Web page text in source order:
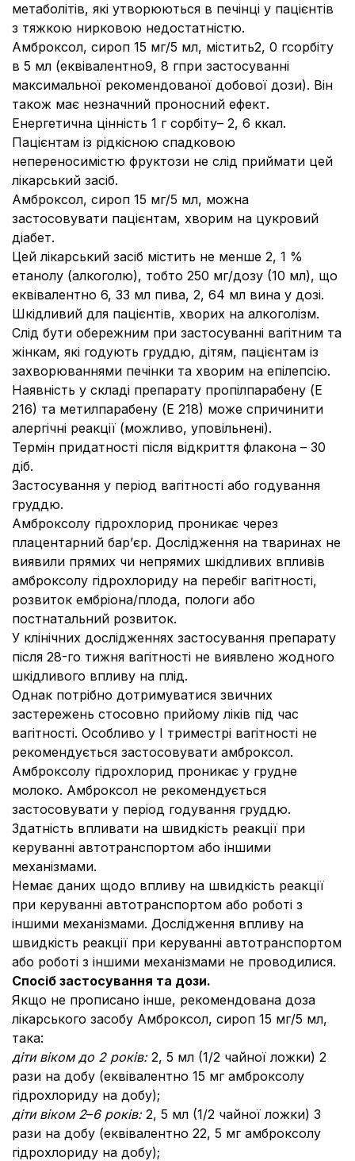
метаболітів, які утворюються в печінці у пацієнтів
з тяжкою нирковою недостатністю.
Амброксол, сироп 15 мг/5 мл, містить2, 0 гсорбіту
в 5 мл (еквівалентно9, 8 гпри застосуванні
максимальної рекомендованої добової дози). Він
також має незначний проносний ефект.
Енергетична цінність 1 г сорбіту– 2, 6 ккал.
Пацієнтам із рідкісною спадковою
непереносимістю фруктози не слід приймати цей
лікарський засіб.
Амброксол, сироп 15 мг/5 мл, можна
застосовувати пацієнтам, хворим на цукровий
діабет.
Цей лікарський засіб містить не менше 2, 1 %
етанолу (алкоголю), тобто 250 мг/дозу (10 мл), що
еквівалентно 6, 33 мл пива, 2, 64 мл вина у дозі.
Шкідливий для пацієнтів, хворих на алкоголізм.
Слід бути обережним при застосуванні вагітним та
жінкам, які годують груддю, дітям, пацієнтам із
захворюваннями печінки та хворим на епілепсію.
Наявність у складі препарату пропілпарабену (Е
216) та метилпарабену (Е 218) може спричинити
алергічні реакції (можливо, уповільнені).
Термін придатності після відкриття флакона – 30
діб.
Застосування у період вагітності або годування
груддю.
Амброксолу гідрохлорид проникає через
плацентарний бар’єр. Дослідження на тваринах не
виявили прямих чи непрямих шкідливих впливів
амброксолу гідрохлориду на перебіг вагітності,
розвиток ембріона/плода, пологи або
постнатальний розвиток.
У клінічних дослідженнях застосування препарату
після 28-го тижня вагітності не виявлено жодного
шкідливого впливу на плід.
Однак потрібно дотримуватися звичних
застережень стосовно прийому ліків під час
вагітності. Особливо у І триместрі вагітності не
рекомендується застосовувати амброксол.
Амброксолу гідрохлорид проникає у грудне
молоко. Амброксол не рекомендується
застосовувати у період годування груддю.
Здатність впливати на швидкість реакції при
керуванні автотранспортом або іншими
механізмами.
Немає даних щодо впливу на швидкість реакції
при керуванні автотранспортом або роботі з
іншими механізмами. Дослідження впливу на
швидкість реакції при керуванні автотранспортом
або роботі з іншими механізмами не проводилися.
Спосіб застосування та дози.
Якщо не прописано інше, рекомендована доза
лікарського засобу Амброксол, сироп 15 мг/5 мл,
така:
діти віком до 2 років: 2, 5 мл (1/2 чайної ложки) 2
рази на добу (еквівалентно 15 мг амброксолу
гідрохлориду на добу);
діти віком 2–6 років: 2, 5 мл (1/2 чайної ложки) 3
рази на добу (еквівалентно 22, 5 мг амброксолу
гідрохлориду на добу);